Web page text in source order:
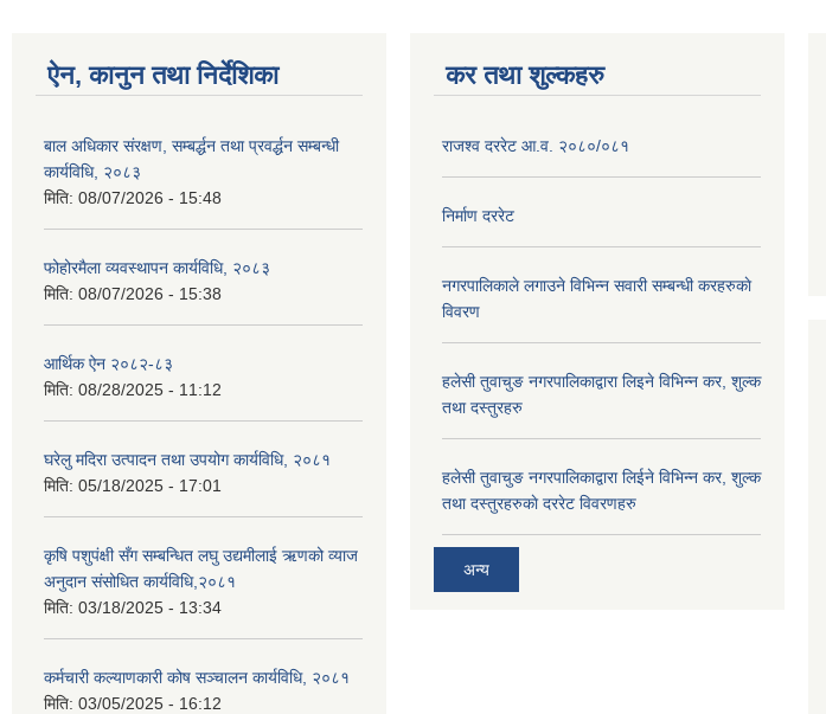
ऐन, कानुन तथा निर्देशिका
बाल अधिकार संरक्षण, सम्बर्द्धन तथा प्रवर्द्धन सम्बन्धी
कार्यविधि, २०८३
मिति: 08/07/2026 - 15:48
फोहोरमैला व्यवस्थापन कार्यविधि, २०८३
मिति: 08/07/2026 - 15:38
आर्थिक ऐन २०८२-८३
मिति: 08/28/2025 - 11:12
घरेलु मदिरा उत्पादन तथा उपयोग कार्यविधि, २०८१
मिति: 05/18/2025 - 17:01
कृषि पशुपंक्षी सँग सम्बन्धित लघु उद्यमीलाई ऋणको व्याज
अनुदान संसोधित कार्यविधि,२०८१
मिति: 03/18/2025 - 13:34
कर्मचारी कल्याणकारी कोष सञ्चालन कार्यविधि, २०८१
मिति: 03/05/2025 - 16:12
कर तथा शुल्कहरु
राजश्व दररेट आ.व. २०८०/०८१
निर्माण दररेट
नगरपालिकाले लगाउने विभिन्न सवारी सम्बन्धी करहरुकाे
विवरण
हलेसी तुवाचुङ नगरपालिकाद्वारा लिइने विभिन्न कर, शुल्क
तथा दस्तुरहरु
हलेसी तुवाचुङ नगरपालिकाद्वारा लिईने विभिन्न कर, शुल्क
तथा दस्तुरहरुकाे दररेट विवरणहरु
अन्य